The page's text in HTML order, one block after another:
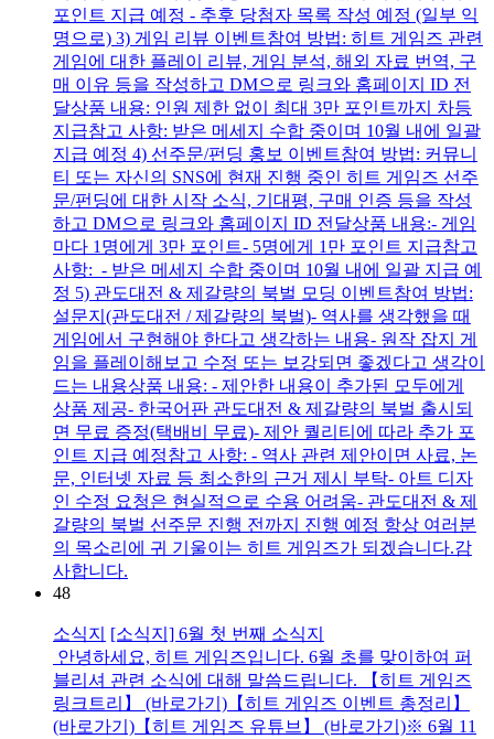
포인트 지급 예정 - 추후 당첨자 목록 작성 예정 (일부 익
명으로) 3) 게임 리뷰 이벤트참여 방법: 히트 게임즈 관련
게임에 대한 플레이 리뷰, 게임 분석, 해외 자료 번역, 구
매 이유 등을 작성하고 DM으로 링크와 홈페이지 ID 전
달상품 내용: 인원 제한 없이 최대 3만 포인트까지 차등
지급참고 사항: 받은 메세지 수합 중이며 10월 내에 일괄
지급 예정 4) 선주문/펀딩 홍보 이벤트참여 방법: 커뮤니
티 또는 자신의 SNS에 현재 진행 중인 히트 게임즈 선주
문/펀딩에 대한 시작 소식, 기대평, 구매 인증 등을 작성
하고 DM으로 링크와 홈페이지 ID 전달상품 내용:- 게임
마다 1명에게 3만 포인트- 5명에게 1만 포인트 지급참고
사항: - 받은 메세지 수합 중이며 10월 내에 일괄 지급 예
정 5) 관도대전 & 제갈량의 북벌 모딩 이벤트참여 방법:
설문지(관도대전 / 제갈량의 북벌)- 역사를 생각했을 때
게임에서 구현해야 한다고 생각하는 내용- 원작 잡지 게
임을 플레이해보고 수정 또는 보강되면 좋겠다고 생각이
드는 내용상품 내용: - 제안한 내용이 추가된 모두에게
상품 제공- 한국어판 관도대전 & 제갈량의 북벌 출시되
면 무료 증정(택배비 무료)- 제안 퀄리티에 따라 추가 포
인트 지급 예정참고 사항: - 역사 관련 제안이면 사료, 논
문, 인터넷 자료 등 최소한의 근거 제시 부탁- 아트 디자
인 수정 요청은 현실적으로 수용 어려움- 관도대전 & 제
갈량의 북벌 선주문 진행 전까지 진행 예정 항상 여러분
의 목소리에 귀 기울이는 히트 게임즈가 되겠습니다.감
사합니다.
48
소식지
[소식지] 6월 첫 번째 소식지
안녕하세요, 히트 게임즈입니다. 6월 초를 맞이하여 퍼
블리셔 관련 소식에 대해 말씀드립니다. 【히트 게임즈
링크트리】 (바로가기)【히트 게임즈 이벤트 총정리】
(바로가기)【히트 게임즈 유튜브】 (바로가기)※ 6월 11